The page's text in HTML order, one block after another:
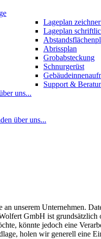
Lageplan
Lageplan
Abrissplan
Grobabsteckung
Schnurgerüst
Support &
uns...
über uns...
an unserem Unternehmen.
GmbH ist
könnte jedoch eine
holen wir generell eine